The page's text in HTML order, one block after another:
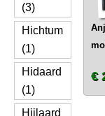
(3)
Hichtum
(1)
Hidaard
(1)
Hijlaard
€